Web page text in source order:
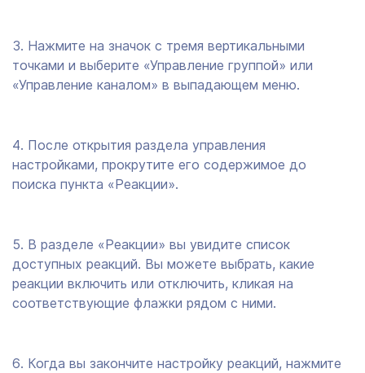
Нажмите на значок с тремя вертикальными
точками и выберите «Управление группой» или
«Управление каналом» в выпадающем меню.
После открытия раздела управления
настройками, прокрутите его содержимое до
поиска пункта «Реакции».
В разделе «Реакции» вы увидите список
доступных реакций. Вы можете выбрать, какие
реакции включить или отключить, кликая на
соответствующие флажки рядом с ними.
Когда вы закончите настройку реакций, нажмите